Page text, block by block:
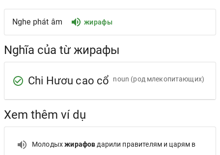
Nghe phát âm жирафы
Nghĩa của từ жирафы
Chi Hươu cao cổ noun (род млекопитающих)
Xem thêm ví dụ
Молодыхжирафов дарили правителям и царям в